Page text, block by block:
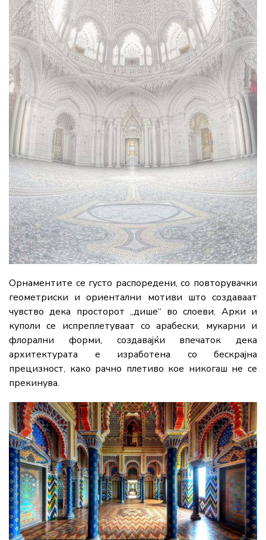
Орнаментите се густо распоредени, со повторувачки
геометриски и ориентални мотиви што создаваат
чувство дека просторот „дише“ во слоеви. Арки и
куполи се испреплетуваат со арабески, мукарни и
флорални форми, создавајќи впечаток дека
архитектурата е изработена со бескрајна
прецизност, како рачно плетиво кое никогаш не се
прекинува.